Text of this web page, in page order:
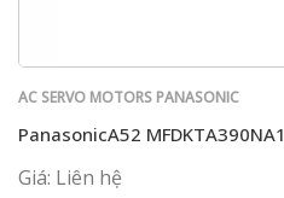
AC SERVO MOTORS PANASONIC
PanasonicA52 MFDKTA390NA1
Giá: Liên hệ